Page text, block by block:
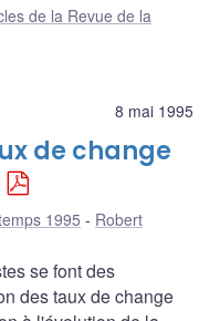
de la Revue de la
8 mai 1995
de change
1995
Robert
se font des
des taux de change